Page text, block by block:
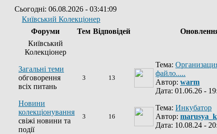
Сьогодні: 06.08.2026 - 03:41:09
Київський Колекціонер
Форуми
Тем Відповідей
Київський
Колекціонер
Загальні теми
обговорення
всіх питань
3 13
Тема:
файло.....
Автор:warm
Дата: 01.06.26 -
Новини
колекціонування
свіжі новини та
події
3 16
Тема:Инкубатор
Автор:
Дата: 10.08.24 -